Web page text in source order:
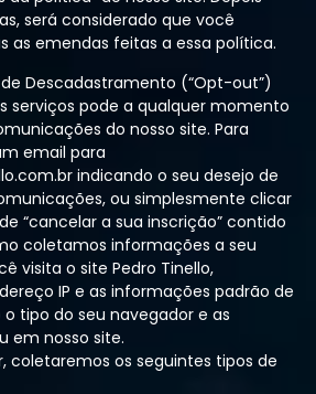
será considerado que você
as emendas feitas a essa política.
Descadastramento (“Opt-out”)
serviços pode a qualquer momento
do nosso site. Para
email para
indicando o seu desejo de
ou simplesmente clicar
“cancelar a sua inscrição” contido
coletamos informações a seu
visita o site Pedro Tinello,
IP e as informações padrão de
tipo do seu navegador e as
em nosso site.
coletaremos os seguintes tipos de